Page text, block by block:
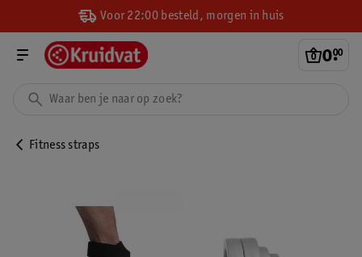
Voor 22:00 besteld, morgen in huis
0.
00
Fitness straps